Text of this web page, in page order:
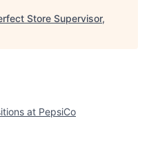
Store Supervisor,
at PepsiCo